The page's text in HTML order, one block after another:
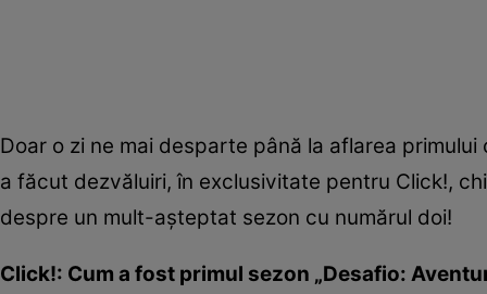
Doar o zi ne mai desparte până la aflarea
a făcut dezvăluiri, în exclusivitate pentru Click!,
despre un mult-așteptat sezon cu numărul doi!
Click!: Cum a fost primul sezon „Desafio: